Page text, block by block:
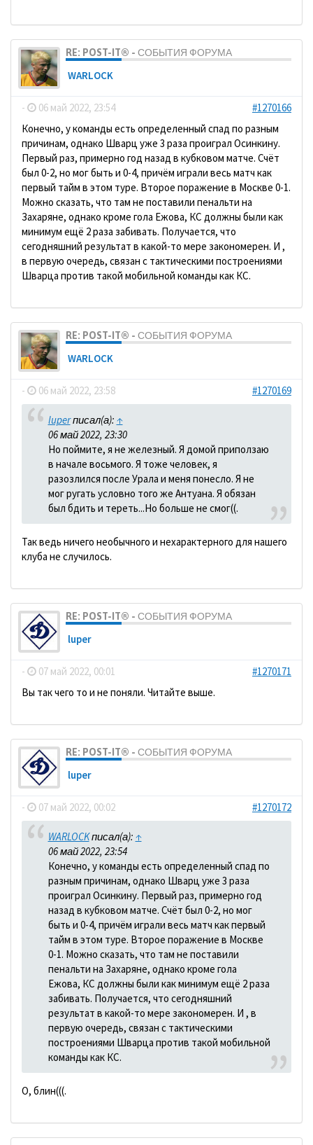
RE: POST-IT® - СОБЫТИЯ ФОРУМА
WARLOCK
- 06 май 2022, 23:54
#1270166
Конечно, у команды есть определенный спад по разным
причинам, однако Шварц уже 3 раза проиграл Осинкину.
Первый раз, примерно год назад в кубковом матче. Счёт
был 0-2, но мог быть и 0-4, причём играли весь матч как
первый тайм в этом туре. Второе поражение в Москве 0-1.
Можно сказать, что там не поставили пенальти на
Захаряне, однако кроме гола Ежова, КС должны были как
минимум ещё 2 раза забивать. Получается, что
сегодняшний результат в какой-то мере закономерен. И ,
в первую очередь, связан с тактическими построениями
Шварца против такой мобильной команды как КС.
RE: POST-IT® - СОБЫТИЯ ФОРУМА
WARLOCK
- 06 май 2022, 23:58 #1270169
luperписал(а): ↑
06 май 2022, 23:30
Но поймите, я не железный. Я домой приползаю
в начале восьмого. Я тоже человек, я
разозлился после Урала и меня понесло. Я не
мог ругать условно того же Антуана. Я обязан
был бдить и тереть...Но больше не смог((.
Так ведь ничего необычного и нехарактерного для нашего
клуба не случилось.
RE: POST-IT® - СОБЫТИЯ ФОРУМА
luper
- 07 май 2022, 00:01
#1270171
Вы так чего то и не поняли. Читайте выше.
RE: POST-IT® - СОБЫТИЯ ФОРУМА
luper
- 07 май 2022, 00:02 #1270172
WARLOCKписал(а): ↑
06 май 2022, 23:54
Конечно, у команды есть определенный спад по
разным причинам, однако Шварц уже 3 раза
проиграл Осинкину. Первый раз, примерно год
назад в кубковом матче. Счёт был 0-2, но мог
быть и 0-4, причём играли весь матч как первый
тайм в этом туре. Второе поражение в Москве
0-1. Можно сказать, что там не поставили
пенальти на Захаряне, однако кроме гола
Ежова, КС должны были как минимум ещё 2 раза
забивать. Получается, что сегодняшний
результат в какой-то мере закономерен. И , в
первую очередь, связан с тактическими
построениями Шварца против такой мобильной
команды как КС.
О, блин(((.